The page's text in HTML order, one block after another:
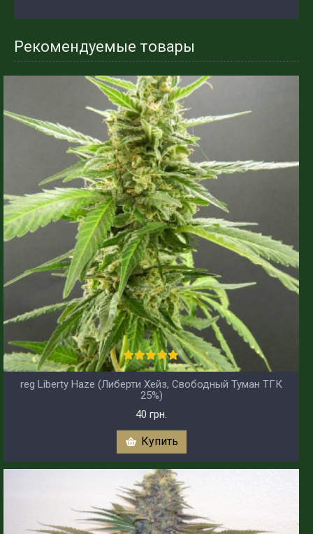
Рекомендуемые товары
reg Liberty Haze (Либерти Хейз, Свободный Туман ТГК
25%)
40 грн.
Купить